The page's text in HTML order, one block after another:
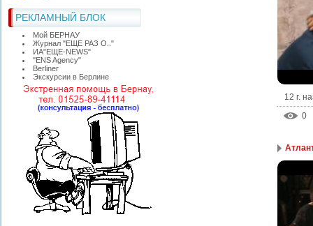
РЕКЛАМНЫЙ БЛОК
Мой БЕРНАУ
Журнал "ЕЩЕ РАЗ О.."
ИА"ЕЩЕ-NEWS"
"ЕNS Agency"
Berliner
Экскурсии в Берлине
12 г.
0